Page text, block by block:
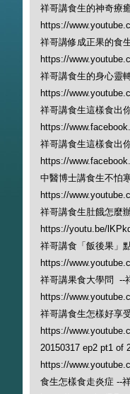
祥哥講食生的神奇療
https://
祥哥講修成正果的食
https://
祥哥講食生的身心靈
https://
祥哥講食生這樣食出
https://
祥哥講食生這樣食
https://
中醫博士講食生不怕
https://
祥哥講食生肚餓怎麼
https://youtu.be/
祥哥講食「飯後果」
https://
祥哥講果食大學問 --
https://
祥哥講食生怎樣好享
https://
20150317 ep2 pt1 of
https://
食生怎樣食走炎症 --